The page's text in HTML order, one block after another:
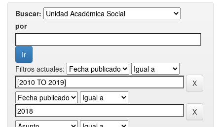
Buscar:
por
Filtros actuales: